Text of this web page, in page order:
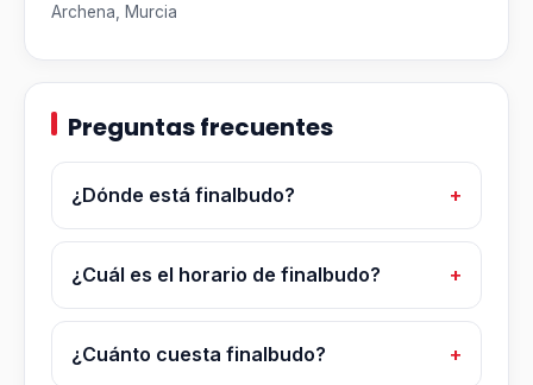
Archena, Murcia
Preguntas frecuentes
¿Dónde está finalbudo?
¿Cuál es el horario de finalbudo?
¿Cuánto cuesta finalbudo?